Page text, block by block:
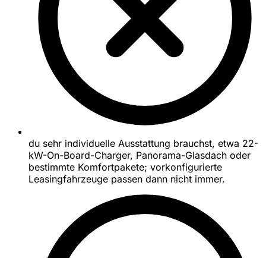
du sehr individuelle Ausstattung brauchst, etwa 22-
kW-On-Board-Charger, Panorama-Glasdach oder
bestimmte Komfortpakete; vorkonfigurierte
Leasingfahrzeuge passen dann nicht immer.